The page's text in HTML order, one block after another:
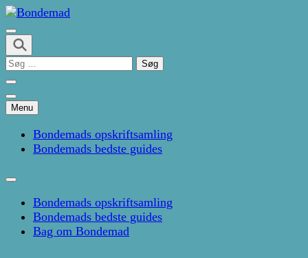
Skip
to
content
(Press
Enter)
Bondemad
Kage- og madblog af Pernille Janbæk
Søg
Menu
Bondemads opskriftsamling
Bondemads bedste guides
Bondemads opskriftsamling
Bondemads bedste guides
Bag om Bondemad